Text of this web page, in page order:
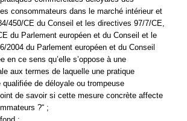
consommateurs dans le marché intérieur et
450/CE du Conseil et les directives 97/7/CE,
du Parlement européen et du Conseil et le
2004 du Parlement européen et du Conseil
en ce sens qu’elle s’oppose à une
aux termes de laquelle une pratique
de déloyale ou trompeuse
de savoir si cette mesure concrète affecte
?“ ;